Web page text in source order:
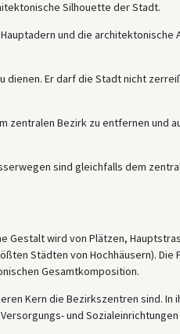
Silhouette der Stadt.
und die architektonische
dienen. Er darf die Stadt nicht
zentralen Bezirk zu entfernen und
sind gleichfalls dem
Gestalt wird von Plätzen,
Städten von Hochhäusern).
Gesamtkomposition.
Kern die Bezirkszentren sind. In
und